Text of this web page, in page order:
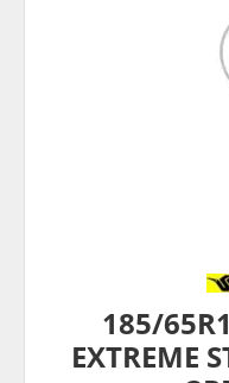
185/
EXTREME